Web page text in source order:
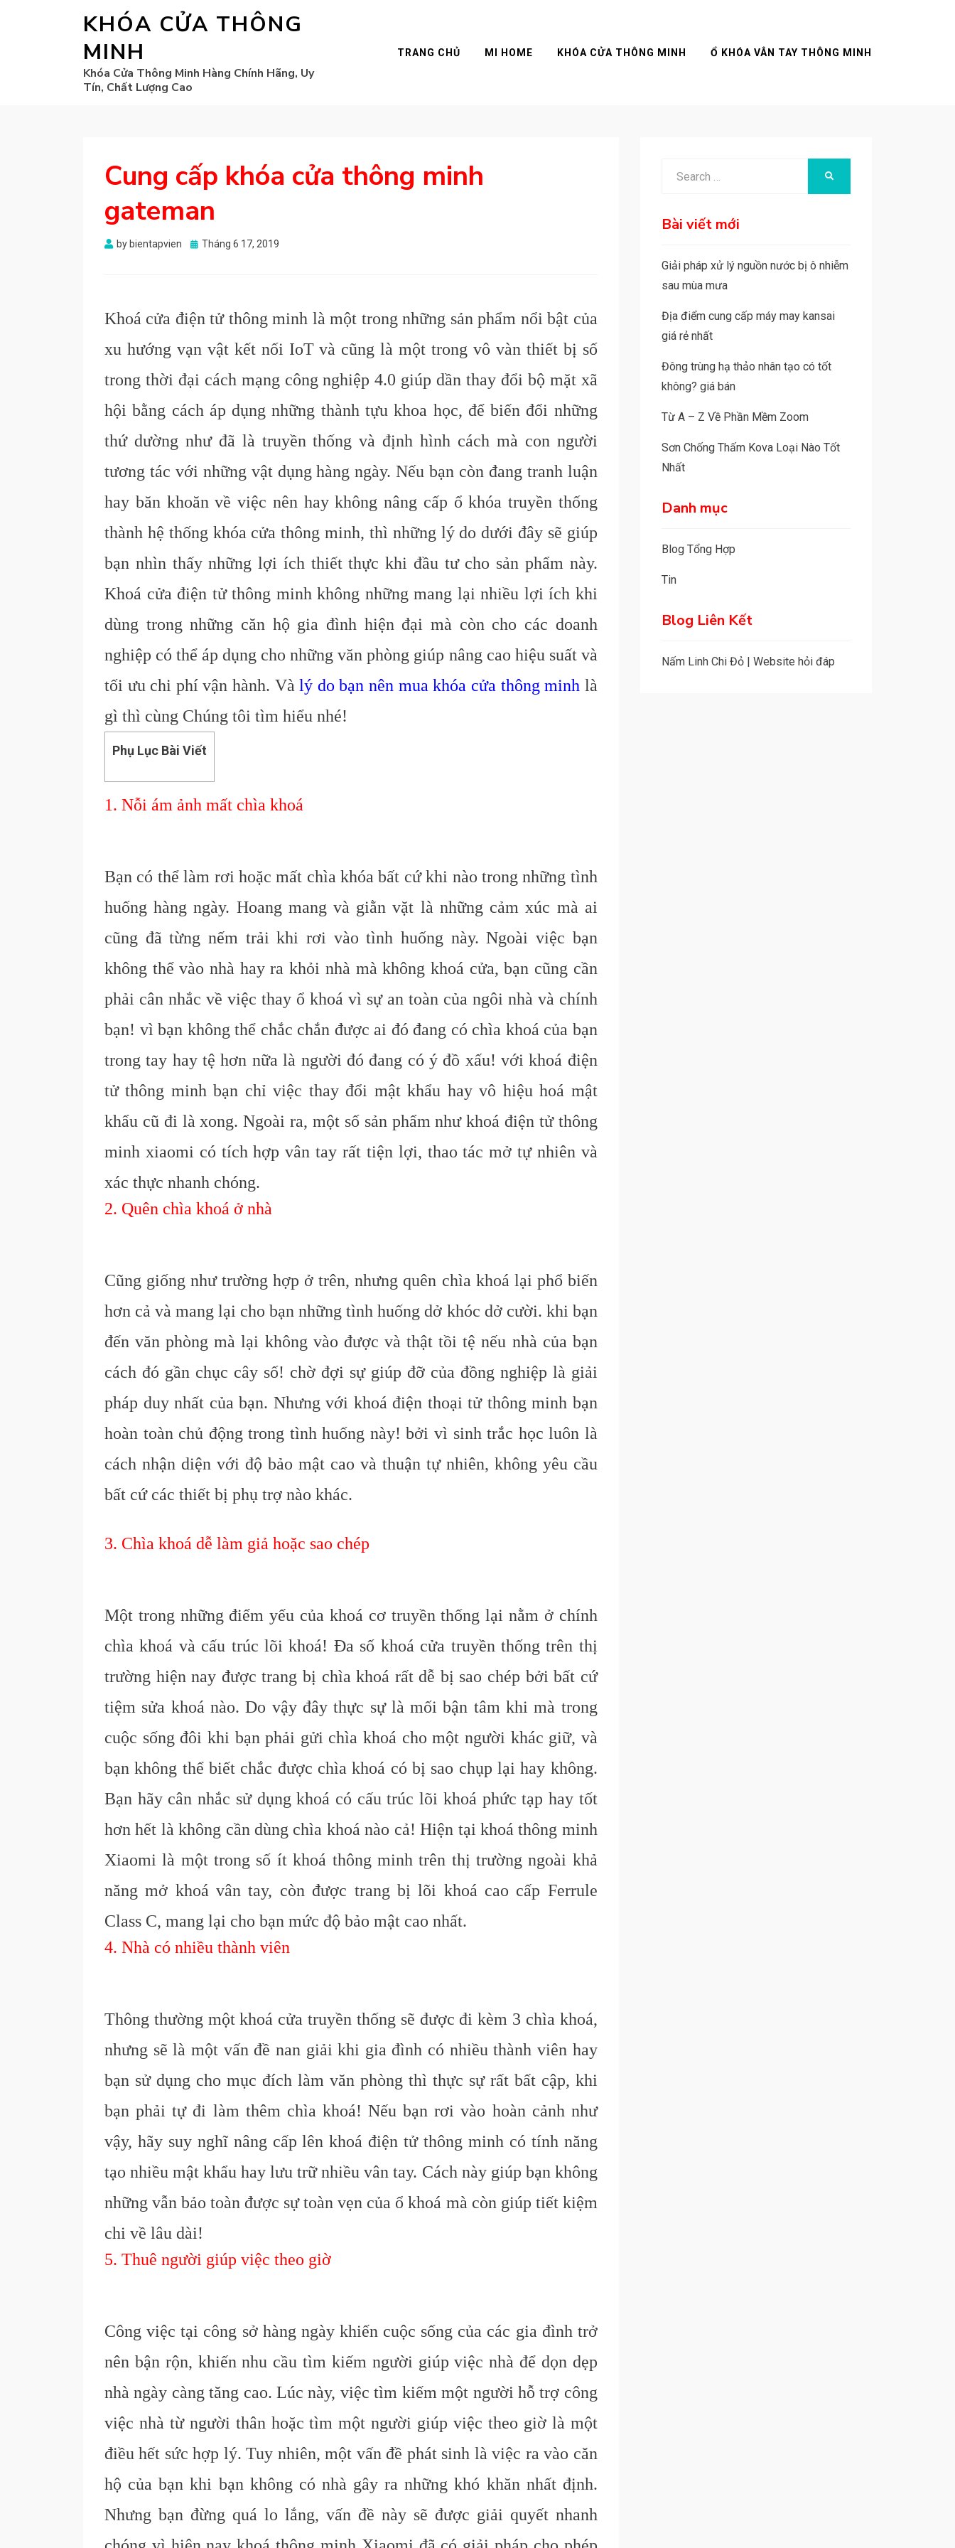
KHÓA CỬA THÔNG
MINH
Khóa Cửa Thông Minh Hàng Chính Hãng, Uy
Tín, Chất Lượng Cao
TRANG CHỦ MI HOME KHÓA CỬA THÔNG MINH Ổ KHÓA VÂN TAY THÔNG MINH
Cung cấp khóa cửa thông minh
gateman
by bientapvien
Posted
Tháng 6 17, 2019
Khoá cửa điện tử thông minh là một trong những sản phẩm nổi bật của
xu hướng vạn vật kết nối IoT và cũng là một trong vô vàn thiết bị số
trong thời đại cách mạng công nghiệp 4.0 giúp dần thay đổi bộ mặt xã
hội bằng cách áp dụng những thành tựu khoa học, để biến đổi những
thứ dường như đã là truyền thống và định hình cách mà con người
tương tác với những vật dụng hàng ngày. Nếu bạn còn đang tranh luận
hay băn khoăn về việc nên hay không nâng cấp ổ khóa truyền thống
thành hệ thống khóa cửa thông minh, thì những lý do dưới đây sẽ giúp
bạn nhìn thấy những lợi ích thiết thực khi đầu tư cho sản phẩm này.
Khoá cửa điện tử thông minh không những mang lại nhiều lợi ích khi
dùng trong những căn hộ gia đình hiện đại mà còn cho các doanh
nghiệp có thể áp dụng cho những văn phòng giúp nâng cao hiệu suất và
tối ưu chi phí vận hành. Vàlý do bạn nên mua khóa cửa thông minh là
gì thì cùng Chúng tôi tìm hiểu nhé!
Phụ Lục Bài Viết
1. Nỗi ám ảnh mất chìa khoá
Bạn có thể làm rơi hoặc mất chìakhóabất cứ khi nào trong những tình
huống hàng ngày. Hoang mang và giằn vặt là những cảm xúc mà ai
cũng đã từng nếm trải khi rơi vào tình huống này. Ngoài việc bạn
không thể vào nhà hay ra khỏi nhà mà không khoá cửa, bạn cũng cần
phải cân nhắc về việc thay ổ khoá vì sự an toàn của ngôi nhà và chính
bạn! vì bạn không thể chắc chắn được ai đó đang có chìa khoá của bạn
trong tay hay tệ hơn nữa là người đó đang có ý đồ xấu! với khoá điện
tử thông minh bạn chỉ việc thay đổi mật khẩu hay vô hiệu hoá mật
khẩu cũ đi là xong. Ngoài ra, một số sản phẩm như khoá điện tử thông
minh xiaomi có tích hợp vân tay rất tiện lợi, thao tác mở tự nhiên và
xác thực nhanh chóng.
2. Quên chìa khoá ở nhà
Cũng giống như trường hợp ở trên, nhưng quên chìa khoá lại phổ biến
hơn cả và mang lại cho bạn những tình huống dở khóc dở cười. khi bạn
đến văn phòng mà lại không vào được và thật tồi tệ nếu nhà của bạn
cách đó gần chục cây số! chờ đợi sự giúp đỡ của đồng nghiệp là giải
pháp duy nhất của bạn. Nhưng với khoá điện thoại tử thông minh bạn
hoàn toàn chủ động trong tình huống này! bởi vì sinh trắc học luôn là
cách nhận diện với độ bảo mật cao và thuận tự nhiên, không yêu cầu
bất cứ các thiết bị phụ trợ nào khác.
3. Chìa khoá dễ làm giả hoặc sao chép
Một trong những điểm yếu của khoá cơ truyền thống lại nằm ở chính
chìa khoá và cấu trúc lõi khoá! Đa số khoá cửa truyền thống trên thị
trường hiện nay được trang bị chìa khoá rất dễ bị sao chép bởi bất cứ
tiệm sửa khoá nào. Do vậy đây thực sự là mối bận tâm khi mà trong
cuộc sống đôi khi bạn phải gửi chìa khoá cho một người khác giữ, và
bạn không thể biết chắc được chìa khoá có bị sao chụp lại hay không.
Bạn hãy cân nhắc sử dụng khoá có cấu trúc lõi khoá phức tạp hay tốt
hơn hết là không cần dùng chìa khoá nào cả! Hiện tại khoá thông minh
Xiaomi là một trong số ít khoá thông minh trên thị trường ngoài khả
năng mở khoá vân tay, còn được trang bị lõi khoá cao cấp Ferrule
Class C, mang lại cho bạn mức độ bảo mật cao nhất.
4. Nhà có nhiều thành viên
Thông thường một khoá cửa truyền thống sẽ được đi kèm 3 chìa khoá,
nhưng sẽ là một vấn đề nan giải khi gia đình có nhiều thành viên hay
bạn sử dụng cho mục đích làm văn phòng thì thực sự rất bất cập, khi
bạn phải tự đi làm thêm chìa khoá! Nếu bạn rơi vào hoàn cảnh như
vậy, hãy suy nghĩ nâng cấp lên khoá điện tử thông minh có tính năng
tạo nhiều mật khẩu hay lưu trữ nhiều vân tay. Cách này giúp bạn không
những vẫn bảo toàn được sự toàn vẹn của ổ khoá mà còn giúp tiết kiệm
chi về lâu dài!
5. Thuê người giúp việc theo giờ
Công việc tại công sở hàng ngày khiến cuộc sống của các gia đình trở
nên bận rộn, khiến nhu cầu tìm kiếm người giúp việc nhà để dọn dẹp
nhà ngày càng tăng cao. Lúc này, việc tìm kiếm một người hỗ trợ công
việc nhà từ người thân hoặc tìm một người giúp việc theo giờ là một
điều hết sức hợp lý. Tuy nhiên, một vấn đề phát sinh là việc ra vào căn
hộ của bạn khi bạn không có nhà gây ra những khó khăn nhất định.
Nhưng bạn đừng quá lo lắng, vấn đề này sẽ được giải quyết nhanh
Bài viết mới
Giải pháp xử lý nguồn nước bị ô nhiễm
sau mùa mưa
Địa điểm cung cấp máy may kansai
giá rẻ nhất
Đông trùng hạ thảo nhân tạo có tốt
không? giá bán
Từ A – Z Về Phần Mềm Zoom
Sơn Chống Thấm Kova Loại Nào Tốt
Nhất
Danh mục
Blog Tổng Hợp
Tin
Blog Liên Kết
Nấm Linh Chi Đỏ| Website hỏi đáp